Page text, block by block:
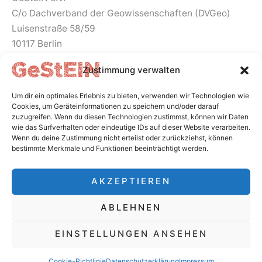
Zustimmung verwalten
Um dir ein optimales Erlebnis zu bieten, verwenden wir Technologien wie
Cookies, um Geräteinformationen zu speichern und/oder darauf
zuzugreifen. Wenn du diesen Technologien zustimmst, können wir Daten
wie das Surfverhalten oder eindeutige IDs auf dieser Website verarbeiten.
Wenn du deine Zustimmung nicht erteilst oder zurückziehst, können
bestimmte Merkmale und Funktionen beeinträchtigt werden.
AKZEPTIEREN
ABLEHNEN
EINSTELLUNGEN ANSEHEN
C/o Dachverband der Geowissenschaften (DVGeo)
Luisenstraße 58/59
10117 Berlin
So erreichst du uns
EMAIL
info@gestein.org
Follow Us:
I
F
L
P